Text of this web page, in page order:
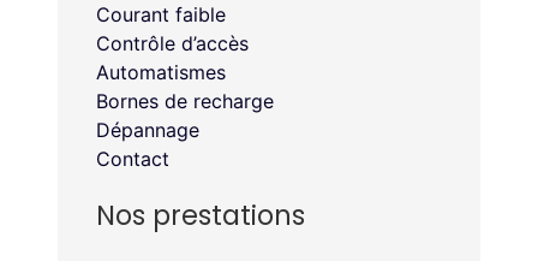
Courant faible
Contrôle d’accès
Automatismes
Bornes de recharge
Dépannage
Contact
Nos prestations